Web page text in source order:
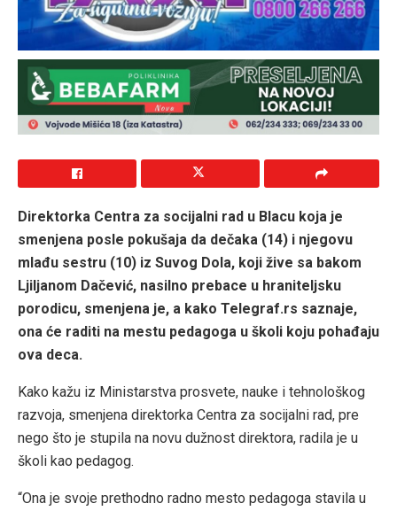
Direktorka Centra za socijalni rad u Blacu koja je
smenjena posle pokušaja da dečaka (14) i njegovu
mlađu sestru (10) iz Suvog Dola, koji žive sa bakom
Ljiljanom Dačević, nasilno prebace u hraniteljsku
porodicu, smenjena je, a kako Telegraf.rs saznaje,
ona će raditi na mestu pedagoga u školi koju pohađaju
ova deca.
Kako kažu iz Ministarstva prosvete, nauke i tehnološkog
razvoja, smenjena direktorka Centra za socijalni rad, pre
nego što je stupila na novu dužnost direktora, radila je u
školi kao pedagog.
“Ona je svoje prethodno radno mesto pedagoga stavila u